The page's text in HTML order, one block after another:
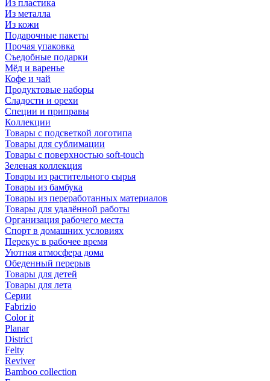
Из пластика
Из металла
Из кожи
Подарочные пакеты
Прочая упаковка
Съедобные подарки
Мёд и варенье
Кофе и чай
Продуктовые наборы
Сладости и орехи
Специи и приправы
Коллекции
Товары с подсветкой логотипа
Товары для сублимации
Товары с поверхностью soft-touch
Зеленая коллекция
Товары из растительного сырья
Товары из бамбука
Товары из переработанных материалов
Товары для удалённой работы
Организация рабочего места
Спорт в домашних условиях
Перекус в рабочее время
Уютная атмосфера дома
Обеденный перерыв
Товары для детей
Товары для лета
Серии
Fabrizio
Color it
Planar
District
Felty
Reviver
Bamboo collection